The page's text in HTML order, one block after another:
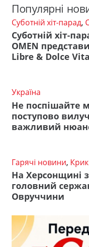
Популярні
Суботній хіт-парад,
Суботній хіт-
OMEN
Libre & Dolce Vita
Україна
Не поспішайте
поступово
важливий
Гарячі новини,
На Херсонщині
головний
Овруччини